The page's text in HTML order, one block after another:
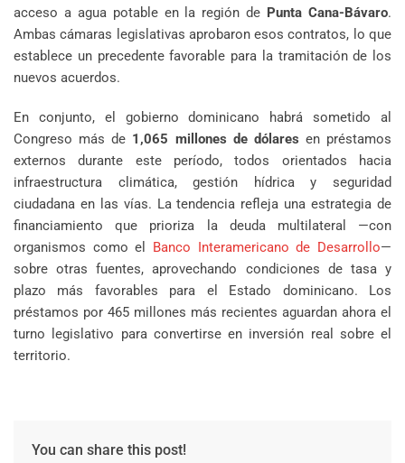
acceso a agua potable en la región de Punta Cana-Bávaro.
Ambas cámaras legislativas aprobaron esos contratos, lo que
establece un precedente favorable para la tramitación de los
nuevos acuerdos.
En conjunto, el gobierno dominicano habrá sometido al
Congreso más de 1,065 millones de dólares en préstamos
externos durante este período, todos orientados hacia
infraestructura climática, gestión hídrica y seguridad
ciudadana en las vías. La tendencia refleja una estrategia de
financiamiento que prioriza la deuda multilateral —con
organismos como el Banco Interamericano de Desarrollo—
sobre otras fuentes, aprovechando condiciones de tasa y
plazo más favorables para el Estado dominicano. Los
préstamos por 465 millones más recientes aguardan ahora el
turno legislativo para convertirse en inversión real sobre el
territorio.
You can share this post!